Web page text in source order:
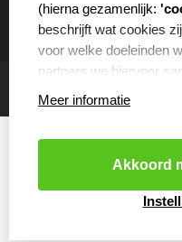
-
(hierna gezamenlijk:
beschrijft wat cookies
voor welke doeleinden
partners we hiervoor
die je bezoekt. Cookies
gebruikt om websites
worden bijvoorbeeld
producten die je aan je
Meer informatie
Akkoord